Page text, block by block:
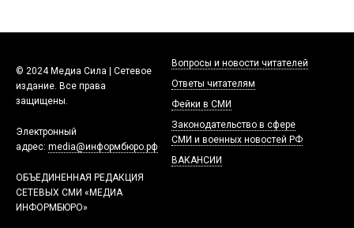
© 2024 Медиа Сила | Сетевое
издание. Все права
защищены.
Электронный
адрес: media@информбюро.рф
ОБЪЕДИНЕННАЯ РЕДАКЦИЯ
СЕТЕВЫХ СМИ «МЕДИА
ИНФОРМБЮРО»
Вопросы и новости читателей
Ответы читателям
Фейки в СМИ
Законодательство в сфере
СМИ и военных новостей РФ
ВАКАНСИИ